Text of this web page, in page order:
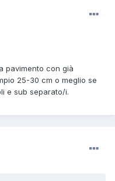
pavimento con già
25-30 cm o meglio se
e sub separato/i.